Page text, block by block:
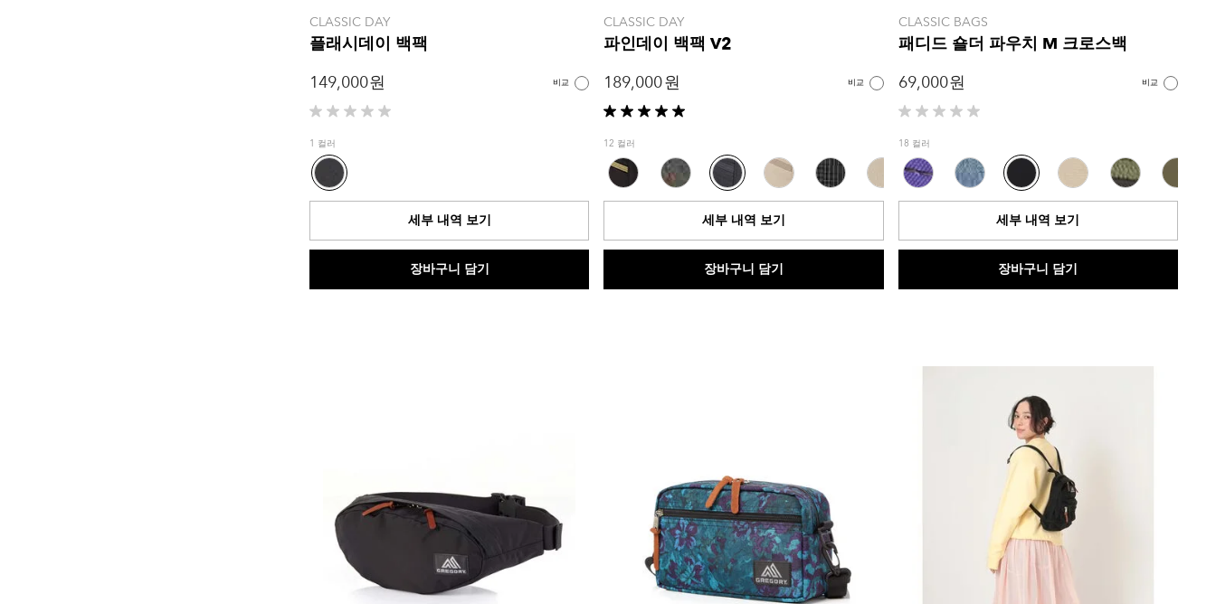
CLASSIC DAY
플래시데이 백팩
149,000 원
비교
별
5
개
중
0.0
개
니
1 컬러
세부 내역 보기
장바구니 담기
CLASSIC DAY
파인데이 백팩 V2
189,000 원
비교
별
5
중
5.0
개
니
개
12 컬러
세부 내역 보기
장바구니 담기
CLASSIC BAGS
패디드 숄더 파우치 M 크로스백
69,000 원
비교
별
5
중
0.0
개
니
18 컬러
세부 내역 보기
장바구니 담기